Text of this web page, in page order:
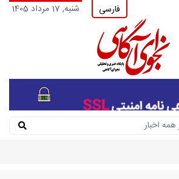
شنبه, 17 مرداد 1405 فارسی